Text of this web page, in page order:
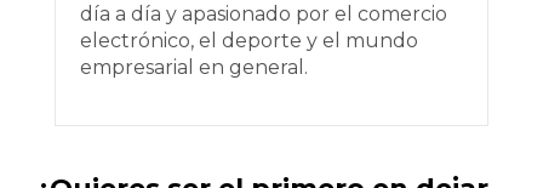
día a día y apasionado por el comercio
electrónico, el deporte y el mundo
empresarial en general.